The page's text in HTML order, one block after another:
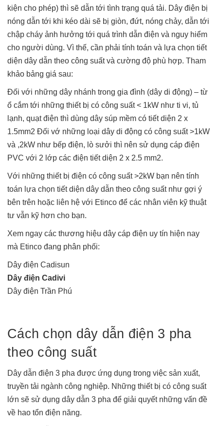
kiện cho phép) thì sẽ dẫn tới tình trạng quá tải. Dây điện bị
nóng dẫn tới khi kéo dài sẽ bị giòn, đứt, nóng chảy, dẫn tới
chập cháy ảnh hưởng tới quá trình dẫn điện và nguy hiểm
cho người dùng. Vì thế, cần phải tính toán và lựa chọn tiết
diện dây dẫn theo công suất và cường độ phù hợp. Tham
khảo bảng giá sau:
Đối với những dây nhánh trong gia đình (dây di động) – từ
ổ cắm tới những thiết bị có công suất < 1kW như ti vi, tủ
lạnh, quạt điện thì dùng dây súp mềm có tiết diện 2 x
1.5mm2 Đối vớ những loại dây di động có công suất >1kW
và ,2kW như bếp điện, lò sưởi thì nên sử dụng cáp điện
PVC với 2 lớp các điện tiết diện 2 x 2.5 mm2.
Với những thiết bị điện có công suất >2kW bạn nên tính
toán lựa chọn tiết diện dây dẫn theo công suất như gợi ý
bên trên hoặc liên hệ với Etinco để các nhân viên kỹ thuật
tư vẫn kỹ hơn cho bạn.
Xem ngay các thương hiệu dây cáp điện uy tín hiện nay
mà Etinco đang phân phối:
Dây điện Cadisun
Dây điện Cadivi
Dây điện Trần Phú
Cách chọn dây dẫn điện 3 pha
theo công suất
Dây dẫn điện 3 pha được ứng dụng trong việc sản xuất,
truyền tải ngành công nghiệp. Những thiết bị có công suất
lớn sẽ sử dụng dây dẫn 3 pha để giải quyết những vấn đề
về hao tổn điện năng.